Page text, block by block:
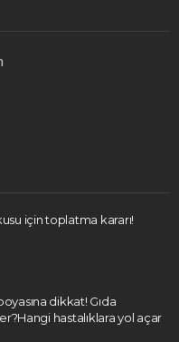
için toplatma kararı!
dikkat! Gıda
hastalıklara yol açar